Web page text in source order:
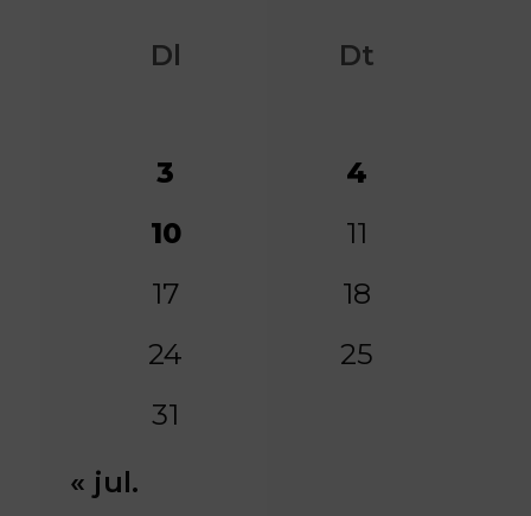
Dl Dt
3
4
10
11
17
18
24
25
31
« jul.